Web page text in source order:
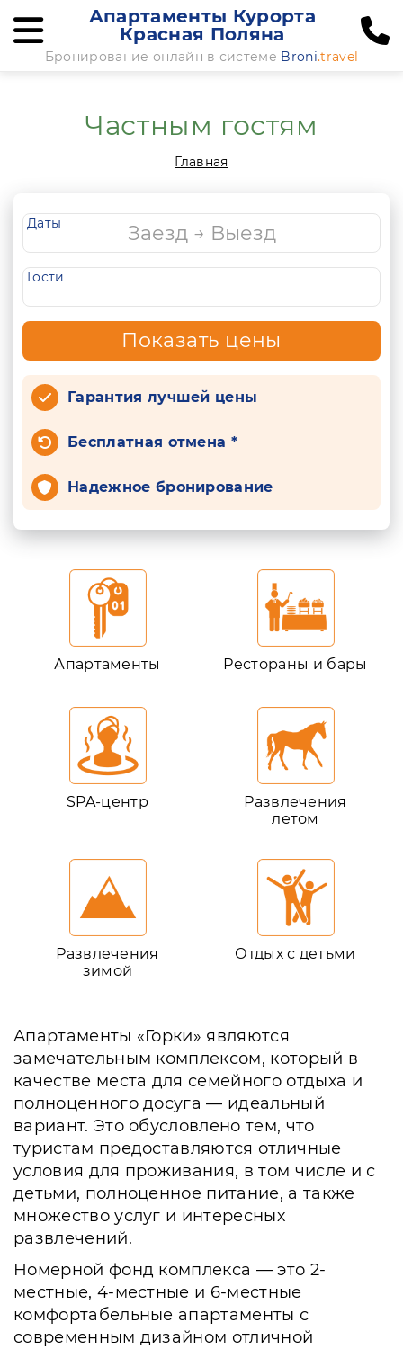
Апартаменты Курорта
Красная Поляна
Бронирование онлайн в системе Broni.travel
Частным гостям
Главная
Даты
Гости
Показать цены
Гарантия лучшей цены
Бесплатная отмена *
Надежное бронирование
Апартаменты Рестораны и бары
SPA-центр
Развлечения
летом
Развлечения
зимой
Отдых с детьми
Апартаменты «Горки» являются
замечательным комплексом, который в
качестве места для семейного отдыха и
полноценного досуга — идеальный
вариант. Это обусловлено тем, что
туристам предоставляются отличные
условия для проживания, в том числе и с
детьми, полноценное питание, а также
множество услуг и интересных
развлечений.
Номерной фонд комплекса — это 2-
местные, 4-местные и 6-местные
комфортабельные апартаменты с
современным дизайном отличной